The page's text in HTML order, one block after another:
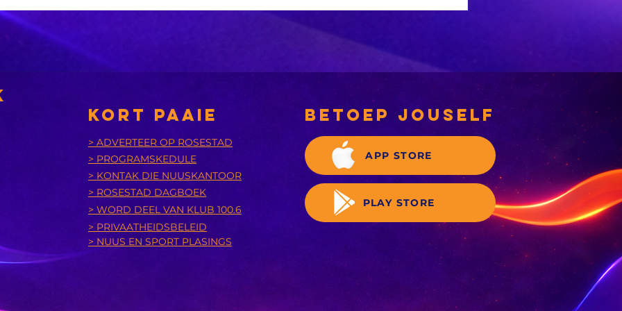
Verkragtingslagoffers
se skoene is in
gevind
‘n Winburg-man
die gemeenskap
te voorsien
betoep jouself
APP STORE
PLAY STORE
KORT PAAIE
> ADVERTEER OP ROSESTAD
> PROGRAMSKEDULE
> KONTAK DIE NUUSKANTOOR
> ROSESTAD DAGBOEK
> WORD DEEL VAN KLUB 100.6
> PRIVAATHEIDSBELEID
> NUUS EN SPORT PLASINGS